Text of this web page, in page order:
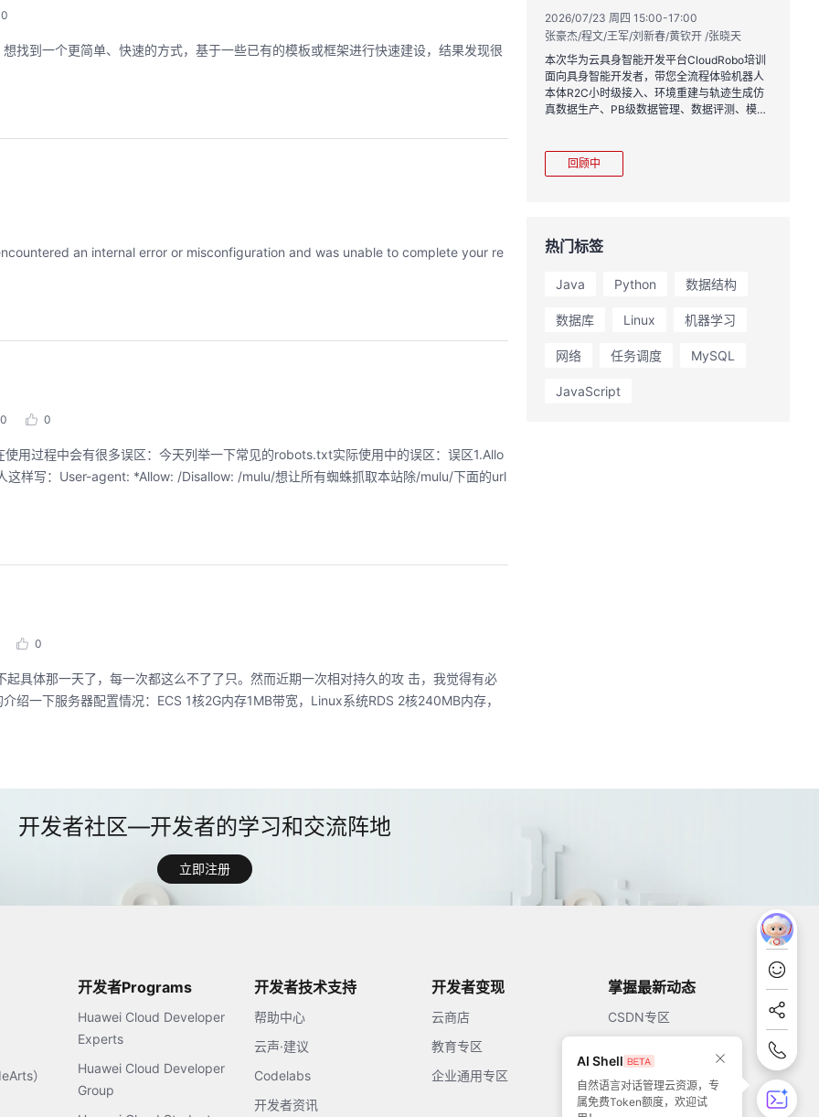
0
找到一个更简单、快速的方式，基于一些已有的模板或框架进行快速建设，结果发现很
0 0
用过程中会有很多误区：今天列举一下常见的robots.txt实际使用中的误区：误区1.Allo
这样写：User-agent: *Allow: /Disallow: /mulu/想让所有蜘蛛抓取本站除/mulu/下面的url
0
具体那一天了，每一次都这么不了了只。然而近期一次相对持久的攻 击，我觉得有必
绍一下服务器配置情况：ECS 1核2G内存1MB带宽，Linux系统RDS 2核240MB内存，
林华鼎-华为云AI开发者运营负责人
王一男-华为云码道产品规划专家；李炎-华为云码道产品专家；姜浩-华为云HCDG核心组成员
2026/07/23 周四 15:00-17:00
张豪杰/程文/王军/刘新春/黄钦开 /张晓天
本次华为云具身智能开发平台CloudRobo培训
面向具身智能开发者，带您全流程体验机器人
本体R2C小时级接入、环境重建与轨迹生成仿
真数据生产、PB级数据管理、数据评测、模型
回顾中
热门标签
Java Python 数据结构
数据库 Linux 机器学习
网络 任务调度 MySQL
JavaScript
立即注册
）
开发者Programs
Huawei Cloud Developer
Experts
Huawei Cloud Developer
Group
开发者技术支持
帮助中心
云声·建议
Codelabs
开发者资讯
开发者变现
云商店
教育专区
企业通用专区
掌握最新动态
CSDN专区
51CTO
AI Shell
自然语言对话管理云资源，专
属免费Token额度，欢迎试